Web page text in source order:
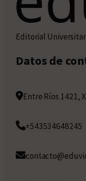
Editorial
Datos de
Entre Ríos 1421,
+543534648245